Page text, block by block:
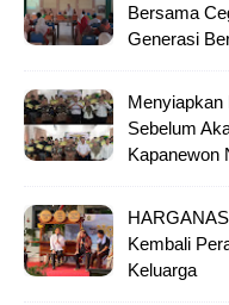
Bersama
Generasi
Menyiapkan
Sebelum
Kapanewon
Kembali
Keluarga